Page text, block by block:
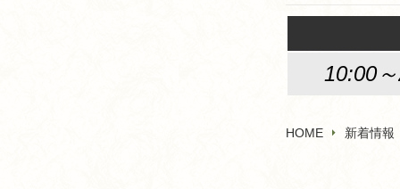
10:00
HOME 新着情報